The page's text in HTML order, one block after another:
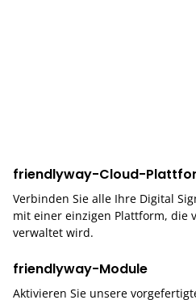
friendlyway-Cloud-
Verbinden Sie alle Ihre Digital
mit einer einzigen Plattform, die
verwaltet wird.
friendlyway-Module
Aktivieren Sie unsere